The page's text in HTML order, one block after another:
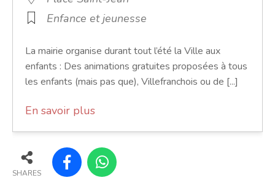
Enfance et jeunesse
La mairie organise durant tout l’été la Ville aux
enfants : Des animations gratuites proposées à tous
les enfants (mais pas que), Villefranchois ou de [...]
En savoir plus
SHARES